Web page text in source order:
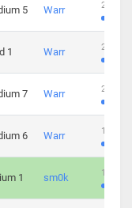
5 Warr 265
1 Warr 224
7 Warr 230
6 Warr 168
1 sm0k 139